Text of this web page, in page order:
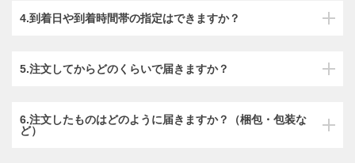
4.到着日や到着時間帯の指定はできますか？
5.注文してからどのくらいで届きますか？
6.注文したものはどのように届きますか？（梱包・包装な
ど）